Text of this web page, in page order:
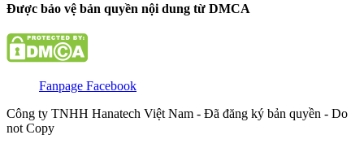
Được bảo vệ bản quyền nội dung từ DMCA
Fanpage Facebook
Công ty TNHH Hanatech Việt Nam - Đã đăng ký bản quyền - Do
not Copy